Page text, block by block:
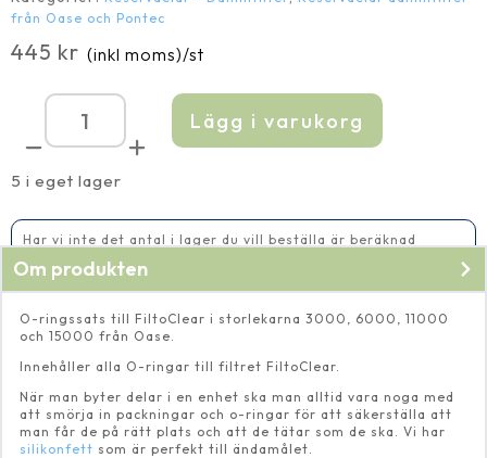
från Oase och Pontec
445 kr (inkl moms)/st
5 i eget lager
O-
ringssats
FiltoClear
3000-
15000
Lägg i varukorg
Har vi inte det antal i lager du vill beställa är beräknad
Om produkten
O-ringssats till FiltoClear i storlekarna 3000, 6000, 11000
och 15000 från Oase.
Innehåller alla O-ringar till filtret FiltoClear.
När man byter delar i en enhet ska man alltid vara noga med
att smörja in packningar och o-ringar för att säkerställa att
man får de på rätt plats och att de tätar som de ska. Vi har
silikonfett som är perfekt till ändamålet.